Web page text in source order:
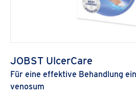
JOBST UlcerCare
Für eine effektive Behandlung
venosum